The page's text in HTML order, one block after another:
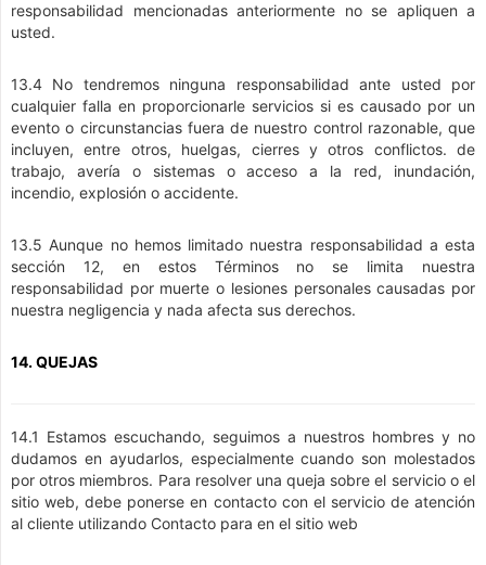
responsabilidad mencionadas anteriormente no se apliquen a
usted.
13.4 No tendremos ninguna responsabilidad ante usted por
cualquier falla en proporcionarle servicios si es causado por un
evento o circunstancias fuera de nuestro control razonable, que
incluyen, entre otros, huelgas, cierres y otros conflictos. de
trabajo, avería o sistemas o acceso a la red, inundación,
incendio, explosión o accidente.
13.5 Aunque no hemos limitado nuestra responsabilidad a esta
sección 12, en estos Términos no se limita nuestra
responsabilidad por muerte o lesiones personales causadas por
nuestra negligencia y nada afecta sus derechos.
14. QUEJAS
14.1 Estamos escuchando, seguimos a nuestros hombres y no
dudamos en ayudarlos, especialmente cuando son molestados
por otros miembros. Para resolver una queja sobre el servicio o el
sitio web, debe ponerse en contacto con el servicio de atención
al cliente utilizando Contacto para en el sitio web